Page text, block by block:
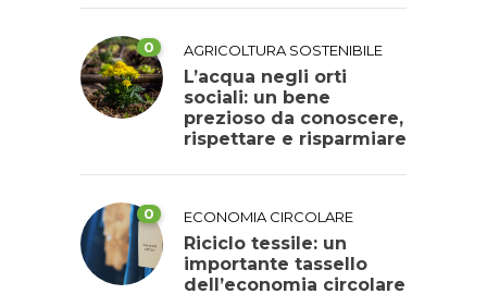
0 AGRICOLTURA SOSTENIBILE
L’acqua negli orti
sociali: un bene
prezioso da conoscere,
rispettare e risparmiare
0 ECONOMIA CIRCOLARE
Riciclo tessile: un
importante tassello
dell’economia circolare